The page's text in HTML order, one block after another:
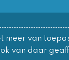
van
van daar